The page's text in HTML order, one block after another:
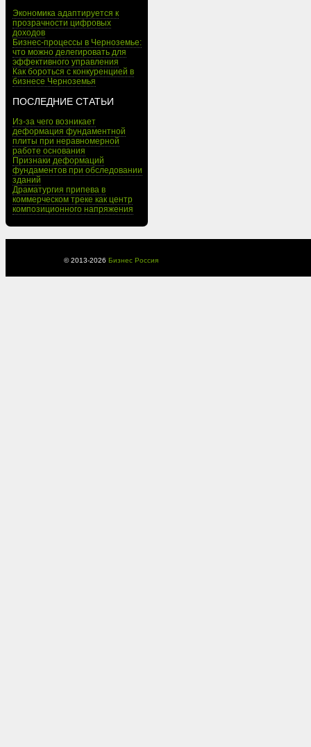
Экономика адаптируется к
прозрачности цифровых
доходов
Бизнес-процессы в Черноземье:
что можно делегировать для
эффективного управления
Как бороться с конкуренцией в
бизнесе Черноземья
ПОСЛЕДНИЕ СТАТЬИ
Из-за чего возникает
деформация фундаментной
плиты при неравномерной
работе основания
Признаки деформаций
фундаментов при обследовании
зданий
Драматургия припева в
коммерческом треке как центр
композиционного напряжения
© 2013-2026 Бизнес Россия